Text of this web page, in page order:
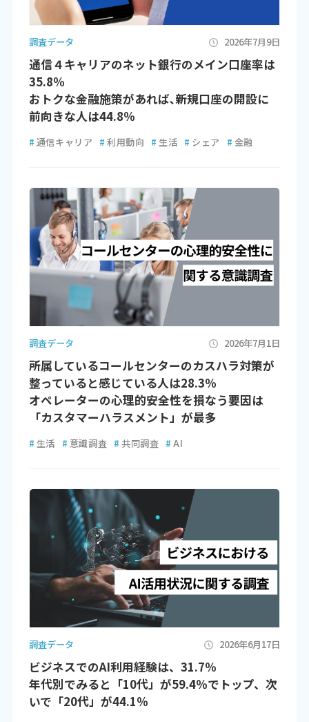
調査データ 2026年7月9日
通信４キャリアのネット銀行のメイン口座率は
35.8％
おトクな金融施策があれば､新規口座の開設に
前向きな人は44.8％
# 通信キャリア # 利用動向 # 生活 # シェア # 金融
調査データ 2026年7月1日
所属しているコールセンターのカスハラ対策が
整っていると感じている人は28.3％
オペレーターの心理的安全性を損なう要因は
「カスタマーハラスメント」が最多
# 生活 # 意識調査 # 共同調査 # AI
調査データ 2026年6月17日
ビジネスでのAI利用経験は、31.7％
年代別でみると「10代」が59.4％でトップ、次
いで「20代」が44.1％